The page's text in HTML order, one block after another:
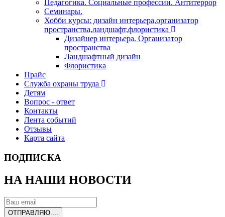
Педагогика. Социальные профессии. Антитеррор
Семинары.
Хобби курсы: дизайн интерьера,организатор
пространства,ландшафт,флористика
Дизайнер интерьера. Организатор
пространства
Ландшафтный дизайн
Флористика
Прайс
Служба охраны труда
Детям
Вопрос - ответ
Контакты
Лента событий
Отзывы
Карта сайта
ПОДПИСКА
НА НАШИ НОВОСТИ
ОТПРАВЛЯЮ....